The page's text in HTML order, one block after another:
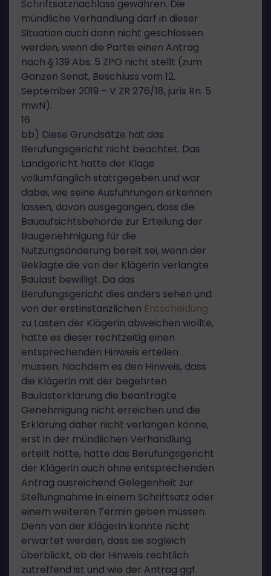
Schriftsatznachlass gewähren. Die
mündliche Verhandlung darf in dieser
Situation auch dann nicht geschlossen
werden, wenn die Partei einen Antrag
nach § 139 Abs. 5 ZPO nicht stellt (zum
Ganzen Senat, Beschluss vom 12.
September 2019 – V ZR 276/18, juris Rn. 5
mwN).
16
bb) Diese Grundsätze hat das
Berufungsgericht nicht beachtet. Das
Landgericht hatte der Klage
vollumfänglich stattgegeben und war
dabei, wie seine Ausführungen erkennen
lassen, davon ausgegangen, dass die
Bauaufsichtsbehörde zur Erteilung der
Baugenehmigung für die
Nutzungsänderung bereit sei, wenn der
Beklagte die von der Klägerin verlangte
Baulast bewilligt. Da das
Berufungsgericht dies anders sehen und
von der erstinstanzlichen Entscheidung
zu Lasten der Klägerin abweichen wollte,
hätte es dieser rechtzeitig einen
entsprechenden Hinweis erteilen
müssen. Nachdem es den Hinweis, dass
die Klägerin mit der begehrten
Baulasterklärung die beantragte
Genehmigung nicht erreichen und die
Erklärung daher nicht verlangen könne,
erst in der mündlichen Verhandlung
erteilt hatte, hätte das Berufungsgericht
der Klägerin auch ohne entsprechenden
Antrag ausreichend Gelegenheit zur
Stellungnahme in einem Schriftsatz oder
einem weiteren Termin geben müssen.
Denn von der Klägerin konnte nicht
erwartet werden, dass sie sogleich
überblickt, ob der Hinweis rechtlich
zutreffend ist und wie der Antrag ggf.